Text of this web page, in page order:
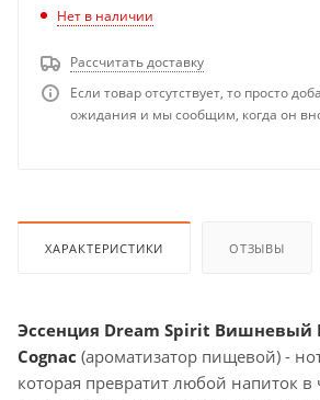
Нет в наличии
Рассчитать доставку
Если товар отсутствует, то просто
ожидания и мы сообщим, когда он
ХАРАКТЕРИСТИКИ ОТЗЫВЫ
Эссенция Dream Spirit Вишневый
Сognac (ароматизатор пищевой) -
которая превратит любой напиток